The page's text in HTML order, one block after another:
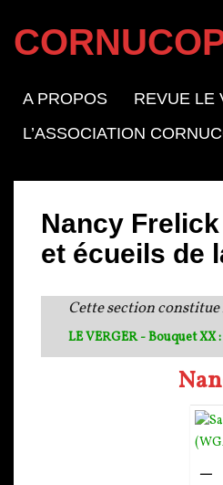
A PROPOS REVUE LE
L’ASSOCIATION
Nancy
et écueils de
Cette section constitue
LE VERGER - Bouquet